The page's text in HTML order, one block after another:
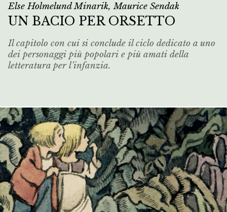
Else Holmelund Minarik, Maurice Sendak
UN BACIO PER ORSETTO
Il capitolo con cui si conclude il ciclo dedicato a uno
dei personaggi più popolari e più amati della
letteratura per l’infanzia.